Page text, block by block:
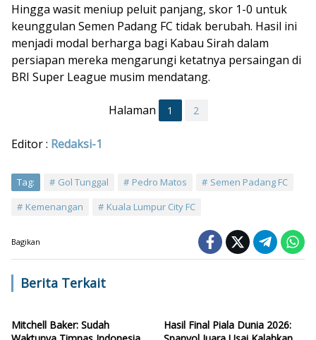
Hingga wasit meniup peluit panjang, skor 1-0 untuk
keunggulan Semen Padang FC tidak berubah. Hasil ini
menjadi modal berharga bagi Kabau Sirah dalam
persiapan mereka mengarungi ketatnya persaingan di
BRI Super League musim mendatang.
Halaman 1 2
Editor : Redaksi-1
Tag: Gol Tunggal Pedro Matos
Semen Padang FC
Kemenangan
Kuala Lumpur City FC
Bagikan
Berita Terkait
Mitchell Baker: Sudah
Hasil Final Piala Dunia 2026: